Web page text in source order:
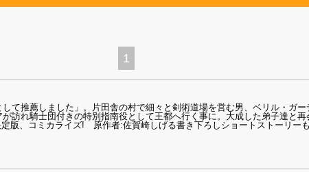
1
して推薦しました」。片田舎の村で細々と剣術道場を営む男、ベリル・ガ
訪れ騎士団付きの特別指南役として王都へ行く事に。大成した弟子達と
版、コミカライズ! 原作者:佐賀崎しげる書き下ろしショートストーリー